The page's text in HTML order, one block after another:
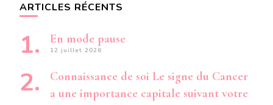
ARTICLES RÉCENTS
En mode pause
12 juillet 2026
Connaissance de soi Le signe du Cancer
a une importance capitale suivant votre